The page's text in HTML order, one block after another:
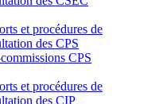
et procédures de
des CPS
CPS
et procédures de
des CIP